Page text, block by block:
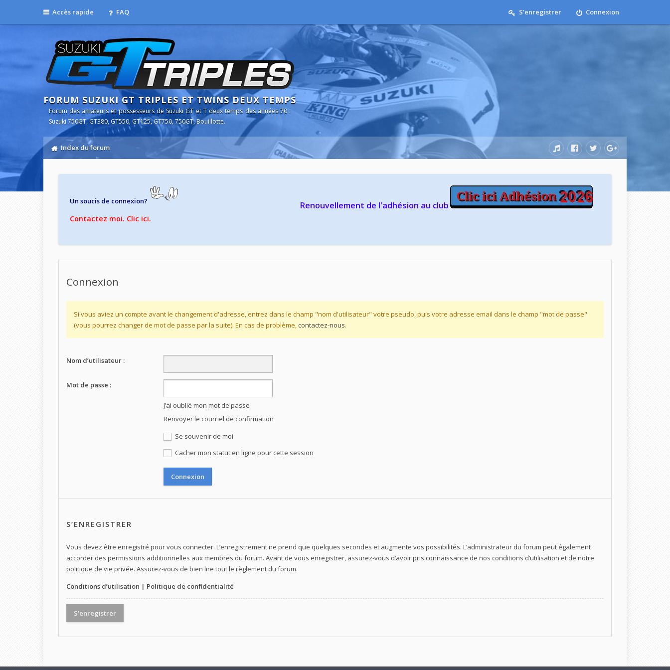
Accès rapide FAQ Connexion
S’enregistrer
FORUM SUZUKI GT TRIPLES ET TWINS DEUX TEMPS
Forum des amateurs et possesseurs de Suzuki GT et T deux temps des années 70 :
Suzuki 750GT, GT380, GT550, GT125, GT750, 750GT, Bouillotte.
Index du forum
Un soucis de connexion?
Contactez moi. Clic ici.
Renouvellement de l'adhésion au club
Connexion
Si vous aviez un compte avant le changement d'adresse, entrez dans le champ "nom d'utilisateur" votre pseudo, puis votre adresse email dans le champ "mot de passe"
(vous pourrez changer de mot de passe par la suite). En cas de problème, contactez-nous.
Nom d’utilisateur :
Mot de passe :
J’ai oublié mon mot de passe
Renvoyer le courriel de confirmation
Se souvenir de moi
Cacher mon statut en ligne pour cette session
S’ENREGISTRER
Vous devez être enregistré pour vous connecter. L’enregistrement ne prend que quelques secondes et augmente vos possibilités. L’administrateur du forum peut également
accorder des permissions additionnelles aux membres du forum. Avant de vous enregistrer, assurez-vous d’avoir pris connaissance de nos conditions d’utilisation et de notre
politique de vie privée. Assurez-vous de bien lire tout le règlement du forum.
Conditions d’utilisation | Politique de confidentialité
S’enregistrer